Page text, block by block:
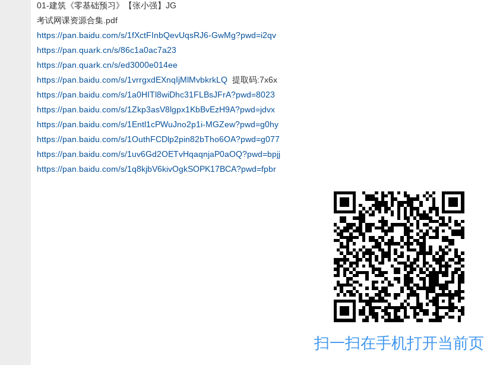
01-建筑《零基础预习》【张小强】JG
考试网课资源合集.pdf
https://pan.baidu.com/s/1fXctFInbQevUqsRJ6-GwMg?pwd=i2qv
https://pan.quark.cn/s/86c1a0ac7a23
https://pan.quark.cn/s/ed3000e014ee
https://pan.baidu.com/s/1vrrgxdEXnqIjMlMvbkrkLQ 提取码:7x6x
https://pan.baidu.com/s/1a0HITl8wiDhc31FLBsJFrA?pwd=8023
https://pan.baidu.com/s/1Zkp3asV8lgpx1KbBvEzH9A?pwd=jdvx
https://pan.baidu.com/s/1Entl1cPWuJno2p1i-MGZew?pwd=g0hy
https://pan.baidu.com/s/1OuthFCDlp2pin82bTho6OA?pwd=g077
https://pan.baidu.com/s/1uv6Gd2OETvHqaqnjaP0aOQ?pwd=bpjj
https://pan.baidu.com/s/1q8kjbV6kivOgkSOPK17BCA?pwd=fpbr
扫一扫在手机打开当前页